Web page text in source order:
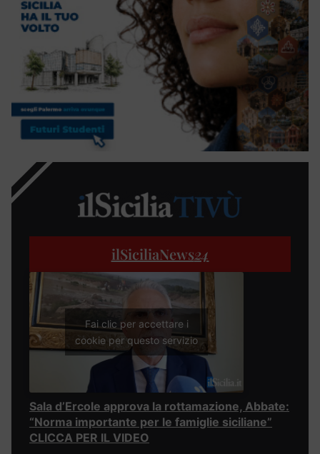
ilSiciliaNews24
Fai clic per accettare i
cookie per questo servizio
Sala d’Ercole approva la rottamazione, Abbate:
“Norma importante per le famiglie siciliane”
CLICCA PER IL VIDEO